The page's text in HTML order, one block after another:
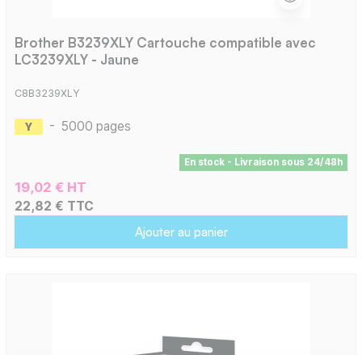
Brother B3239XLY Cartouche compatible avec
LC3239XLY - Jaune
C8B3239XLY
- 5000 pages
En stock - Livraison sous 24/48h
19,02 € HT
22,82 € TTC
Ajouter au panier